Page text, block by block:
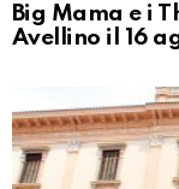
Big Mama e i
Avellino il 16